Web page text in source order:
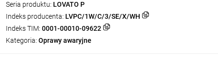
Seria produktu: LOVATO P
Indeks producenta: LVPC/1W/C/3/SE/X/WH
Indeks TIM: 0001-00010-09622
Kategoria: Oprawy awaryjne